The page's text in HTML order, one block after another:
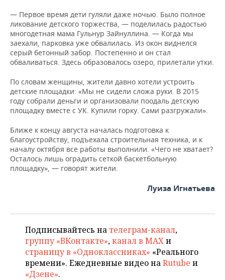
— Первое время дети гуляли даже ночью. Было полное
ликование детского торжества, — поделилась радостью
многодетная мама Гульнур Зайнуллина. — Когда мы
заехали, парковка уже обвалилась. Из окон виднелся
серый бетонный забор. Постепенно и он стал
обваливаться. Здесь образовалось озеро, прилетали утки.
По словам женщины, жители давно хотели устроить
детские площадки: «Мы не сидели сложа руки. В 2015
году собрали деньги и организовали поодаль детскую
площадку вместе с УК. Купили горку. Сами разгружали».
Ближе к концу августа началась подготовка к
благоустройству, подъехала строительная техника, и к
началу октября все работы выполнили. «Чего не хватает?
Осталось лишь оградить сеткой баскетбольную
площадку», — говорят жители.
Луиза Игнатьева
Подписывайтесь на телеграм-канал,
группу «ВКонтакте»,канал в MAXи
страницу в «Одноклассниках» «Реального
времени». Ежедневные видео наRutube и
«Дзене».